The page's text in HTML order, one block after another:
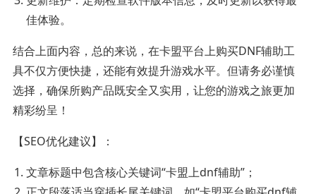
佳体验。
结合上面内容，总的来说，在卡盟平台上购买DNF辅助工
具不仅方便快捷，还能有效提升游戏水平。但请务必谨慎
选择，确保所购产品既安全又实用，让您的游戏之旅更加
精彩纷呈！
【SEO优化建议】：
文章标题中包含核心关键词“卡盟上dnf辅助”；